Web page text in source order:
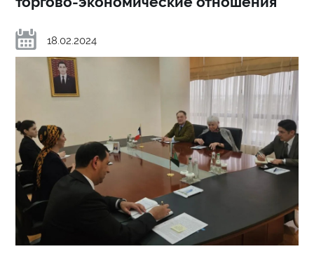
18.02.2024